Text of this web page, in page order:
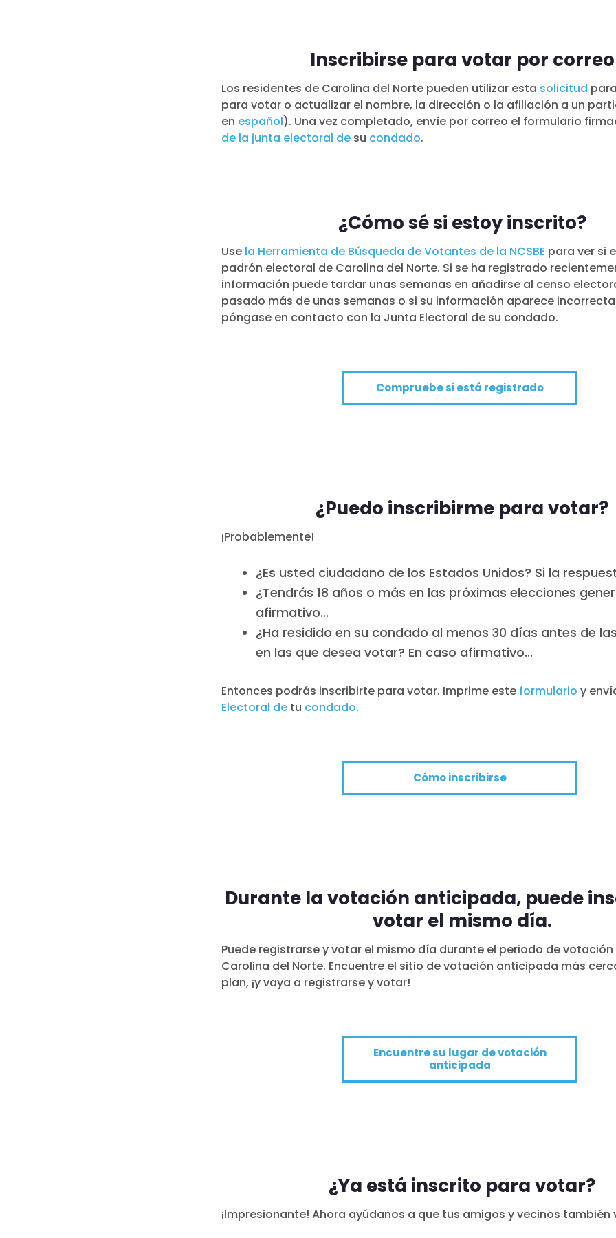
Inicio
Shop
Take Back the Courts
Trabaja con nosotros
Acción
Vote
Donar
Inscribirse para votar por correo
Los residentes de Carolina del Norte pueden utilizar esta solicitud
para votar o actualizar el nombre, la dirección o la afiliación a un
en español). Una vez completado, envíe por correo el formulario
de la junta electoral de su condado.
¿Cómo sé si estoy inscrito?
Use la Herramienta de Búsqueda de Votantes de la NCSBE para ver si
padrón electoral de Carolina del Norte. Si se ha registrado
información puede tardar unas semanas en añadirse al censo
pasado más de unas semanas o si su información aparece
póngase en contacto con la Junta Electoral de su condado.
Compruebe si está registrado
¿Puedo inscribirme para votar?
¡Probablemente!
¿Es usted ciudadano de los Estados Unidos? Si la
¿Tendrás 18 años o más en las próximas elecciones
afirmativo...
¿Ha residido en su condado al menos 30 días antes de
en las que desea votar? En caso afirmativo...
Entonces podrás inscribirte para votar. Imprime este formulario y
Electoral de tu condado.
Cómo inscribirse
Durante la votación anticipada, puede
votar el mismo día.
Puede registrarse y votar el mismo día durante el periodo de
Carolina del Norte. Encuentre el sitio de votación anticipada más
plan, ¡y vaya a registrarse y votar!
Encuentre su lugar de votación
anticipada
¿Ya está inscrito para votar?
¡Impresionante! Ahora ayúdanos a que tus amigos y vecinos también